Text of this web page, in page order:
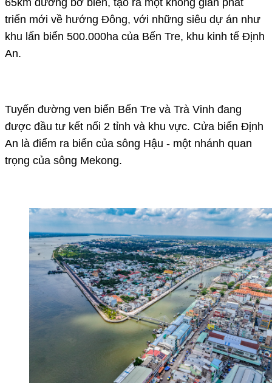
triển mới về hướng Đông, với những siêu dự án như
khu lấn biển 500.000ha của Bến Tre, khu kinh tế Định
An.
Tuyến đường ven biển Bến Tre và Trà Vinh đang
được đầu tư kết nối 2 tỉnh và khu vực. Cửa biển Định
An là điểm ra biển của sông Hậu - một nhánh quan
trọng của sông Mekong.